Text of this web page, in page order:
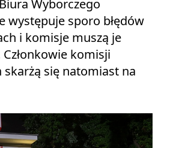
Wyborczego
występuje sporo błędów
i komisje muszą je
komisji
skarżą się natomiast na